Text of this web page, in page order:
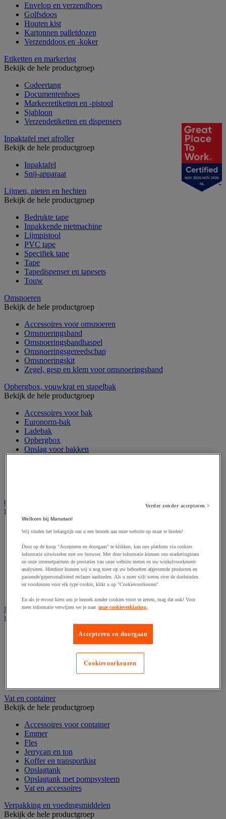
Envelop en verzendhoes
Golfsdoos
Houten kist
Kartonnen palletdozen
Verzenddoos en -koker
Etiketten en markering
Bekijk de hele productgroep
Codeertang
Documentenhoes
Markeeretiketten en -pistool
Sjabloon
Verzendetiketten en dispensers
Inpaktafel met afroller
Bekijk de hele productgroep
Inpaktafel
Snij-apparaat
Lijmen, nieten en hechten
Bekijk de hele productgroep
Bedrukte tape
Inpakkende nietmachine
Lijmpistool
PVC tape
Specifiek tape
Tape
Tapedispenser en tapesets
Touw
Omsnoeren
Bekijk de hele productgroep
Accessoires voor omsnoeren
Omsnoeringsband
Omsnoeringsbandhaspel
Omsnoeringsgereedschap
Omsnoeringskit
Zegel, gesp en klem voor omsnoeringsband
Opbergbox, vouwkrat en stapelbak
Bekijk de hele productgroep
Accessoires voor bak
Euronorm-bak
Ladebak
Opbergbox
Opslag voor bakken
Opvulmateriaal
Bekijk de hele productgroep
Beschermpapier
Luchtkussen en foambescherming
Noppenfolie en schuimfolie
Plastic zak
Schuimrubberen bescherming
Verhuisdeken
Rekfolie, pallet en palletkist
Bekijk de hele productgroep
Accessoires voor palletiseren
Krimpfolie en krimppistool
Palletbox en gitterbox
Rekfolie en haspel
Vat en container
Bekijk de hele productgroep
Accessoires voor container
Emmer
Fles
Jerrycan en ton
Koffer en transportkist
Opslagtank
Opslagtank met pompsysteem
Vat en accessoires
Verpakking en voedingsmiddelen
Bekijk de hele productgroep
NOV 2025-NOV 2026
NL
Verder zonder accepteren >
Welkom bij Manutan!
Wij vinden het belangrijk om u een bezoek aan onze website op maat te bieden!
Door op de knop "Accepteren en doorgaan" te klikken, kan ons platform via cookies
informatie uitwisselen met uw browser. Met deze informatie kunnen ons marketingteam
en onze internetpartners de prestaties van onze website meten en uw winkelvoorkeuren
analyseren. Hierdoor kunnen wij u nog meer op uw behoeften afgestemde producten en
passende/gepersonaliseerd reclame aanbieden. Als u meer wilt weten over de doeleinden
en voorkeuren voor elk type cookie, klikt u op "Cookievoorkeuren".
En als je ervoor kiest om je bezoek zonder cookies voort te zetten, mag dat ook! Voor
meer informatie verwijzen we je naar onze cookieverklaring.
Accepteren en doorgaan
Cookievoorkeuren